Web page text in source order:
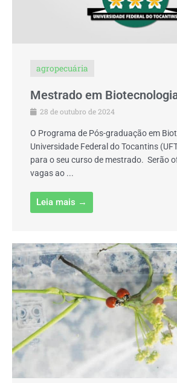
agropecuária
Mestrado em
28 de outubro de 2024
O Programa de Pós-graduação em
Universidade Federal do Tocantins
para o seu curso de mestrado. Serão
vagas ao ...
Leia mais →